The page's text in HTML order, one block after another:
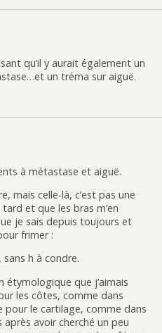
qu’il y aurait également un
un tréma sur aiguë.
à métastase et aiguë.
mais celle-là, c’est pas une
et que les bras m’en
je sais depuis toujours et
frimer :
h à condre.
étymologique que j’aimais
les côtes, comme dans
pour le cartilage, comme dans
avoir cherché un peu